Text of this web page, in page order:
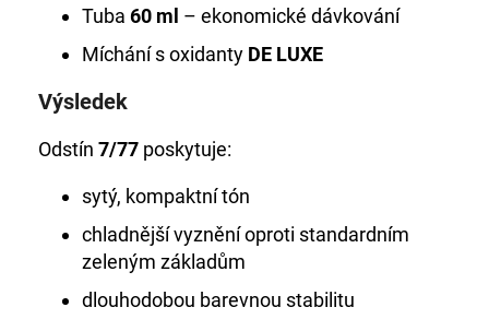
Tuba 60 ml – ekonomické dávkování
Míchání s oxidanty DE LUXE
Výsledek
Odstín 7/77 poskytuje:
sytý, kompaktní tón
chladnější vyznění oproti standardním
zeleným základům
dlouhodobou barevnou stabilitu